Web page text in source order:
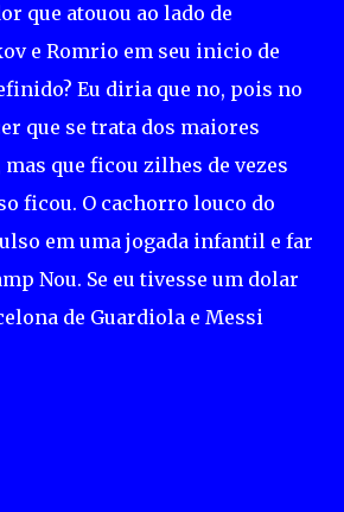
que atouou ao lado de
e Romrio em seu inicio de
Eu diria que no, pois no
que se trata dos maiores
que ficou zilhes de vezes
ficou. O cachorro louco do
em uma jogada infantil e far
Nou. Se eu tivesse um dolar
de Guardiola e Messi